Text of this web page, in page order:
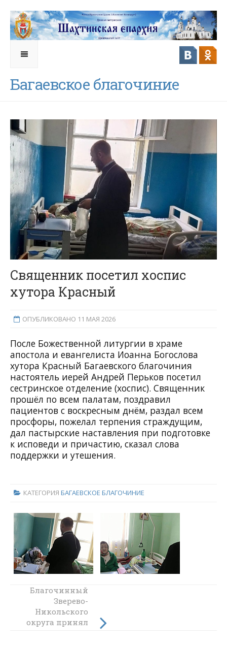
Багаевское благочиние
Священник посетил хоспис
хутора Красный
ОПУБЛИКОВАНО 11 МАЯ 2026
После Божественной литургии в храме
апостола и евангелиста Иоанна Богослова
хутора Красный Багаевского благочиния
настоятель иерей Андрей Перьков посетил
сестринское отделение (хоспис). Священник
прошёл по всем палатам, поздравил
пациентов с воскресным днём, раздал всем
просфоры, пожелал терпения страждущим,
дал пастырские наставления при подготовке
к исповеди и причастию, сказал слова
поддержки и утешения.
КАТЕГОРИЯ БАГАЕВСКОЕ БЛАГОЧИНИЕ
Праздничный
концерт,
посвященный
Дню 9 Мая
Благочинный
Зверево-
Никольского
округа принял